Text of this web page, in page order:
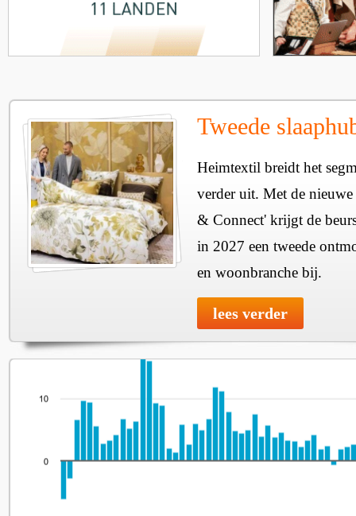
Tweede
Heimtextil breidt het
verder uit. Met de
& Connect' krijgt de
in 2027 een tweede
en woonbranche bij.
lees verder